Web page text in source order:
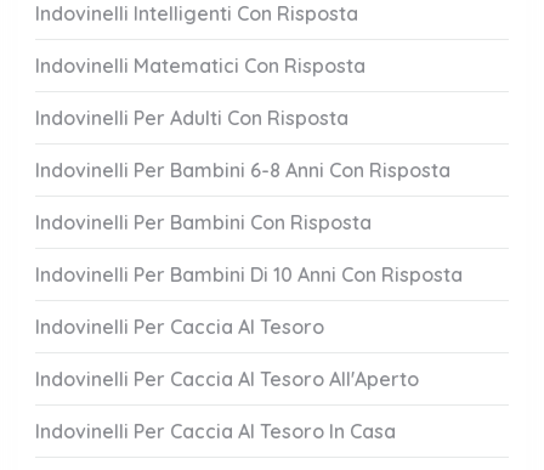
Indovinelli Intelligenti Con Risposta
Indovinelli Matematici Con Risposta
Indovinelli Per Adulti Con Risposta
Indovinelli Per Bambini 6-8 Anni Con Risposta
Indovinelli Per Bambini Con Risposta
Indovinelli Per Bambini Di 10 Anni Con Risposta
Indovinelli Per Caccia Al Tesoro
Indovinelli Per Caccia Al Tesoro All'Aperto
Indovinelli Per Caccia Al Tesoro In Casa